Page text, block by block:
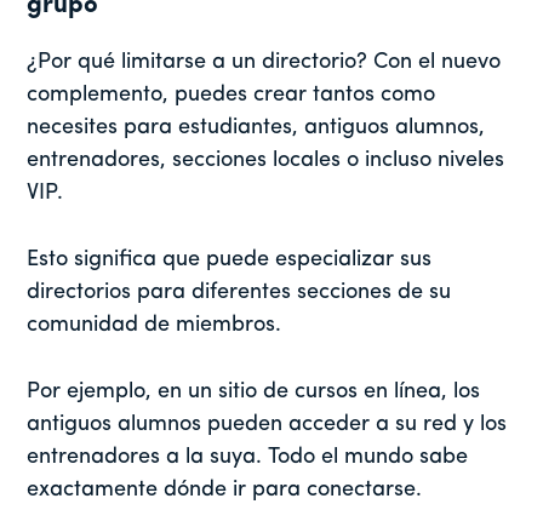
¿Por qué limitarse a un directorio? Con el nuevo
complemento, puedes crear tantos como
necesites para estudiantes, antiguos alumnos,
entrenadores, secciones locales o incluso niveles
VIP.
Esto significa que puede especializar sus
directorios para diferentes secciones de su
comunidad de miembros.
Por ejemplo, en un sitio de cursos en línea, los
antiguos alumnos pueden acceder a su red y los
entrenadores a la suya. Todo el mundo sabe
exactamente dónde ir para conectarse.